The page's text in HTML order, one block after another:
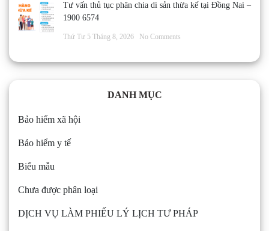
Tư vấn thủ tục phân chia di sản thừa kế tại Đồng Nai –
1900 6574
Thứ Tư 5 Tháng 8, 2026 No Comments
DANH MỤC
Bảo hiểm xã hội
Bảo hiểm y tế
Biểu mẫu
Chưa được phân loại
DỊCH VỤ LÀM PHIẾU LÝ LỊCH TƯ PHÁP